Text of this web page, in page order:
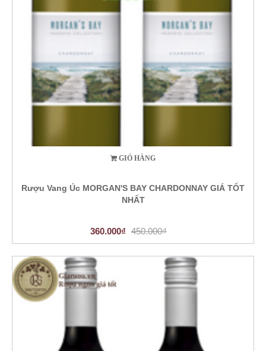
GIỎ HÀNG
Rượu Vang Úc MORGAN'S BAY CHARDONNAY GIÁ TỐT
NHẤT
360.000₫ 450.000₫